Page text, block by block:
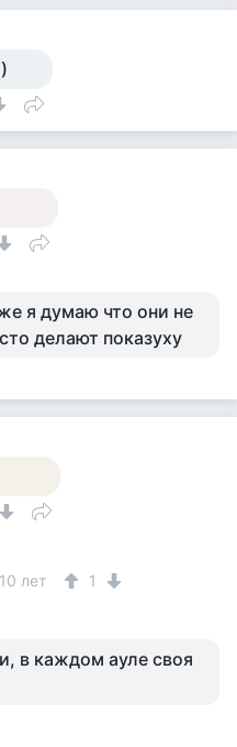
я думаю что они не
делают показуху
10 лет 1
в каждом ауле своя